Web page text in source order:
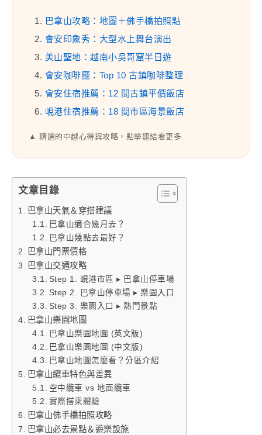
1. 巴拿山攻略：地圖＋佛手橋拍照點
2. 會安印象秀：大型水上舞台演出
3. 美山聖地：越南小吳哥窟半日遊
4. 會安咖啡廳：Top 10 古鎮咖啡整理
5. 會安住宿推薦：12 間古鎮平價飯店
6. 峴港住宿推薦：18 間市區海景飯店
▲ 精選的中越心得與攻略，點擊連結看更多
文章目錄
巴拿山天氣＆穿搭建議
巴拿山適合幾月去？
巴拿山幾點去最好？
巴拿山門票價格
巴拿山交通攻略
Step 1. 峴港市區 ▸ 巴拿山停車場
Step 2. 巴拿山停車場 ▸ 樂園入口
Step 3. 樂園入口 ▸ 熱門景點
巴拿山樂園地圖
巴拿山樂園地圖 (英文版)
巴拿山樂園地圖 (中文版)
巴拿山地圖怎麼看？分區介紹
巴拿山纜車特色與差異
空中纜車 vs 地面纜車
實際搭乘體驗
巴拿山佛手橋拍照攻略
巴拿山必去景點＆遊樂設施